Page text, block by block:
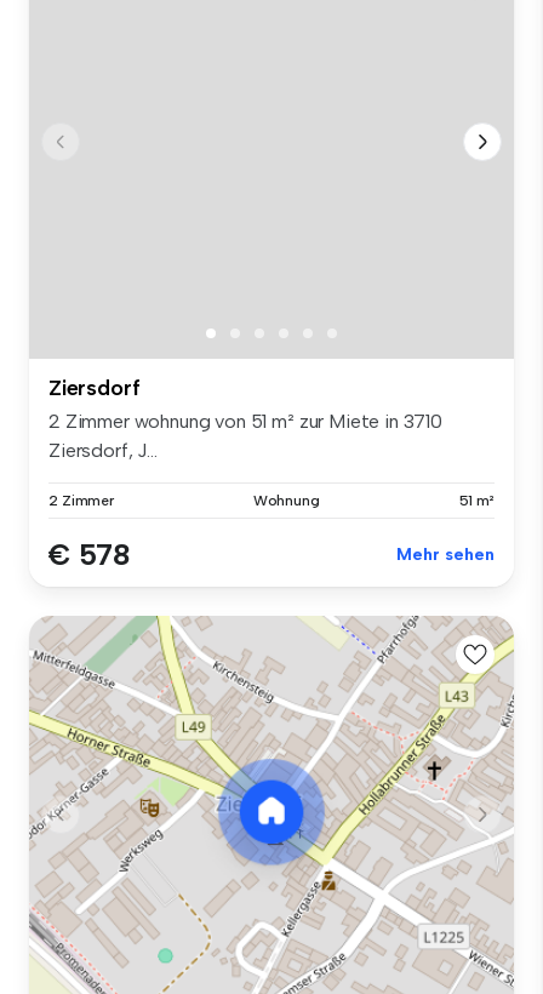
Ziersdorf
2 Zimmer wohnung von 51 m² zur Miete in 3710
Ziersdorf, J...
2 Zimmer Wohnung 51 m²
€ 578 Mehr sehen